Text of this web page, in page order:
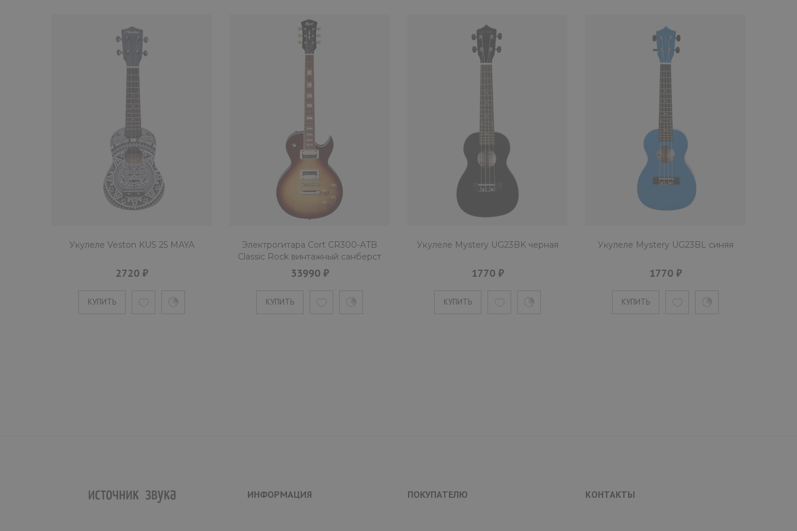
Укулеле Veston KUS 25 MAYA
2720 ₽
КУПИТЬ
Электрогитара Cort CR300-ATB
Classic Rock винтажный санберст
33990 ₽
КУПИТЬ
Укулеле Mystery UG23BK черная
1770 ₽
КУПИТЬ
Укулеле Mystery UG23BL синяя
1770 ₽
КУПИТЬ
ИНФОРМАЦИЯ ПОКУПАТЕЛЮ КОНТАКТЫ